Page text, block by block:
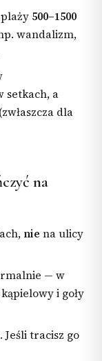
500–1500
wandalizm,
setkach, a
dla
na
nie na ulicy
— w
i goły
tracisz go